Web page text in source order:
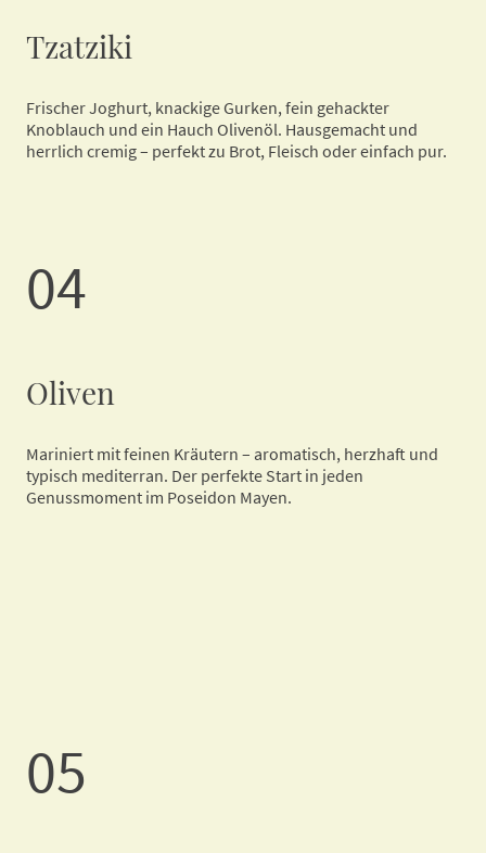
Tzatziki
Frischer Joghurt, knackige Gurken, fein gehackter
Knoblauch und ein Hauch Olivenöl. Hausgemacht und
herrlich cremig – perfekt zu Brot, Fleisch oder einfach pur.
04
Oliven
Mariniert mit feinen Kräutern – aromatisch, herzhaft und
typisch mediterran. Der perfekte Start in jeden
Genussmoment im Poseidon Mayen.
05